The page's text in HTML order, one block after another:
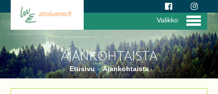
AJANKOHTAISTA
Etusivu»Ajankohtaista
Valikko